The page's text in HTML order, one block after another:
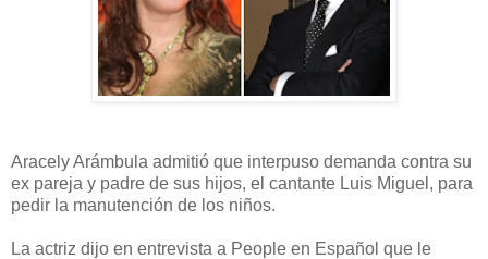
Aracely Arámbula admitió que interpuso demanda contra su
ex pareja y padre de sus hijos, el cantante Luis Miguel, para
pedir la manutención de los niños.
La actriz dijo en entrevista a People en Español que le